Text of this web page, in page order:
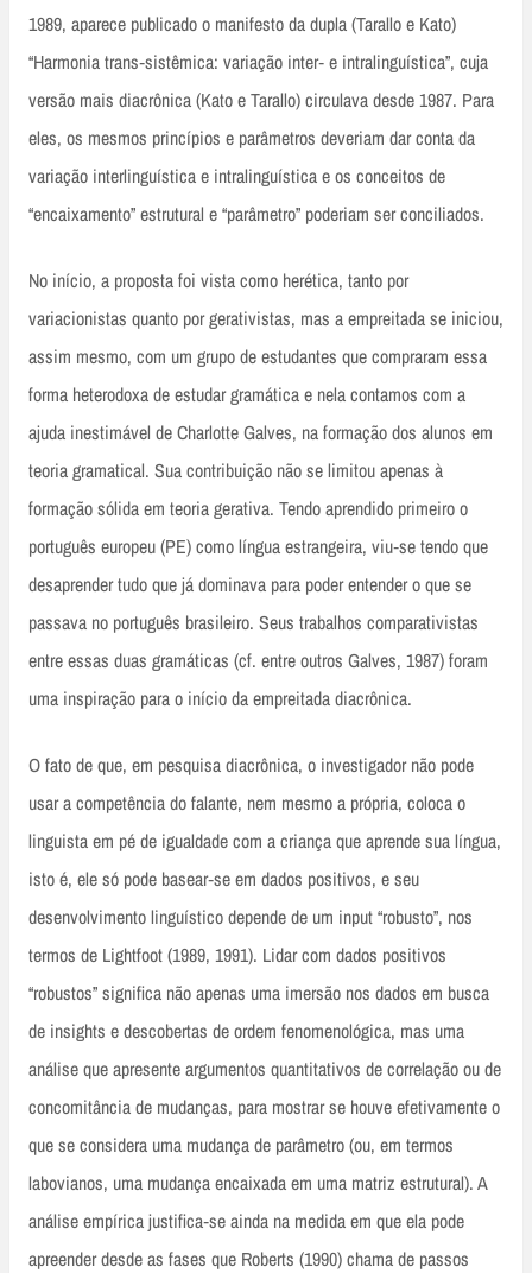
1989, aparece publicado o manifesto da dupla (Tarallo e Kato)
“Harmonia trans‑sistêmica: variação inter‑ e intralinguística”, cuja
versão mais diacrônica (Kato e Tarallo) circulava desde 1987. Para
eles, os mesmos princípios e parâmetros deveriam dar conta da
variação interlinguística e intralinguística e os conceitos de
“encaixamento” estrutural e “parâmetro” poderiam ser conciliados.
No início, a proposta foi vista como herética, tanto por
variacionistas quanto por gerativistas, mas a empreitada se iniciou,
assim mesmo, com um grupo de estudantes que compraram essa
forma heterodoxa de estudar gramática e nela contamos com a
ajuda inestimável de Charlotte Galves, na formação dos alunos em
teoria gramatical. Sua contribuição não se limitou apenas à
formação sólida em teoria gerativa. Tendo aprendido primeiro o
português europeu (PE) como língua estrangeira, viu‑se tendo que
desaprender tudo que já dominava para poder entender o que se
passava no português brasileiro. Seus trabalhos comparativistas
entre essas duas gramáticas (cf. entre outros Galves, 1987) foram
uma inspiração para o início da empreitada diacrônica.
O fato de que, em pesquisa diacrônica, o investigador não pode
usar a competência do falante, nem mesmo a própria, coloca o
linguista em pé de igualdade com a criança que aprende sua língua,
isto é, ele só pode basear‑se em dados positivos, e seu
desenvolvimento linguístico depende de um input “robusto”, nos
termos de Lightfoot (1989, 1991). Lidar com dados positivos
“robustos” significa não apenas uma imersão nos dados em busca
de insights e descobertas de ordem fenomenológica, mas uma
análise que apresente argumentos quantitativos de correlação ou de
concomitância de mudanças, para mostrar se houve efetivamente o
que se considera uma mudança de parâmetro (ou, em termos
labovianos, uma mudança encaixada em uma matriz estrutural). A
análise empírica justifica‑se ainda na medida em que ela pode
apreender desde as fases que Roberts (1990) chama de passos